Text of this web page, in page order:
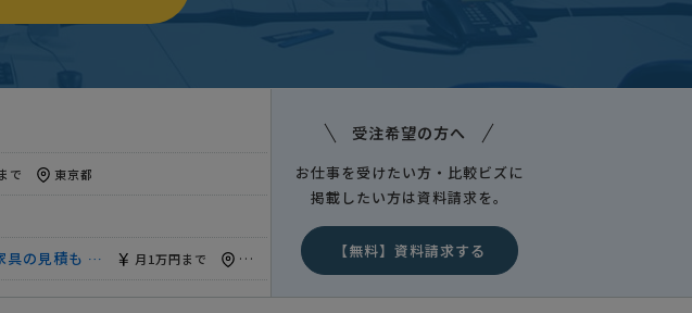
東京都
で 東京都
具の見積も … 月1万円まで 東京都
上限なし 東京都
受注希望の方へ
お仕事を受けたい方・比較ビズに
掲載したい方は資料請求を。
【無料】資料請求する